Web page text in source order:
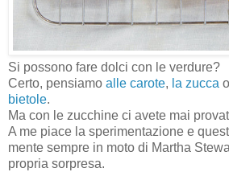
Si possono fare dolci con le verdure?
Certo, pensiamo alle carote, la zucca
bietole.
Ma con le zucchine ci avete mai
A me piace la sperimentazione e
mente sempre in moto di Martha
propria sorpresa.